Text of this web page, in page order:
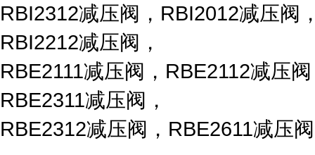
RBI2312减压阀，RBI2012减压阀
RBI2212减压阀，
RBE2111减压阀，RBE2112减压
RBE2311减压阀，
RBE2312减压阀，RBE2611减压